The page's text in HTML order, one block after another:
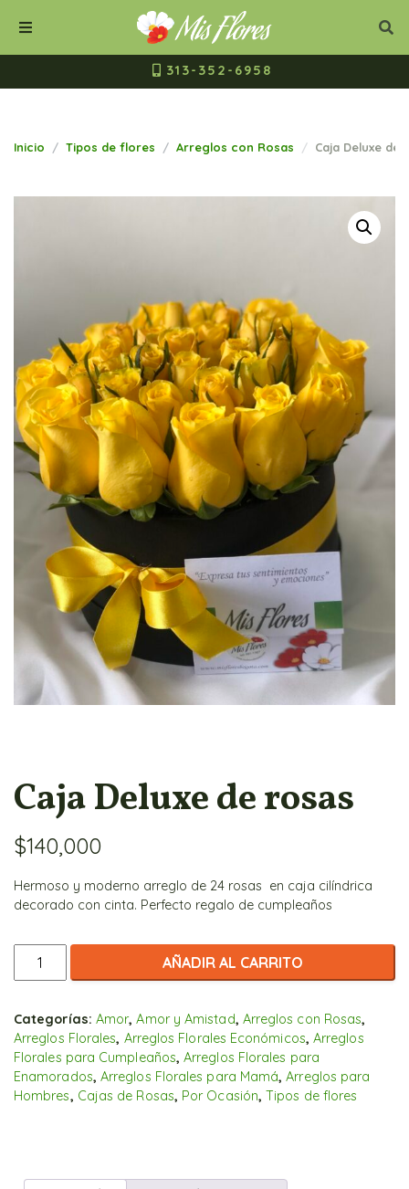
Cerrar
Buscar
313-352-6958
Inicio Tipos de flores Arreglos con Rosas Caja Deluxe de
Caja Deluxe de rosas
$140,000
Hermoso y moderno arreglo de 24 rosas en caja cilíndrica
decorado con cinta. Perfecto regalo de cumpleaños
Caja
Deluxe
rosas
cantidad
AÑADIR AL CARRITO
Categorías: Amor,Amor y Amistad, Arreglos con Rosas,
Arreglos Florales, Arreglos Florales Económicos, Arreglos
Florales para Cumpleaños,Arreglos Florales para
Enamorados, Arreglos Florales para Mamá,Arreglos para
Hombres, Cajas de Rosas, Por Ocasión,Tipos de flores